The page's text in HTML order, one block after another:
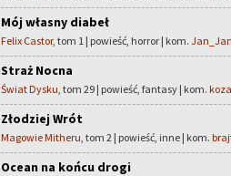
Mój własny diabeł
Felix Castor, tom 1 | powieść, horror | kom.
Straż Nocna
Świat Dysku, tom 29 | powieść, fantasy | kom.
Złodziej Wrót
Magowie Mitheru, tom 2 | powieść, inne | kom.
Ocean na końcu drogi